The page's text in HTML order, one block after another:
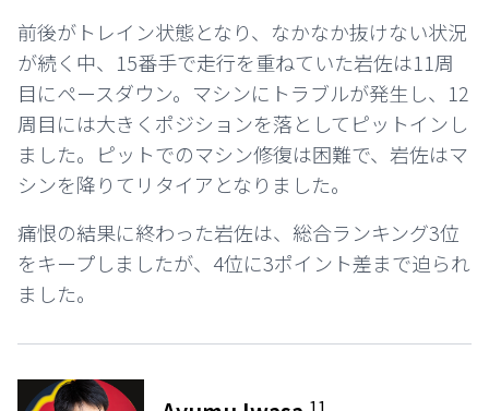
前後がトレイン状態となり、なかなか抜けない状況
が続く中、15番手で走行を重ねていた岩佐は11周
目にペースダウン。マシンにトラブルが発生し、12
周目には大きくポジションを落としてピットインし
ました。ピットでのマシン修復は困難で、岩佐はマ
シンを降りてリタイアとなりました。
痛恨の結果に終わった岩佐は、総合ランキング3位
をキープしましたが、4位に3ポイント差まで迫られ
ました。
11